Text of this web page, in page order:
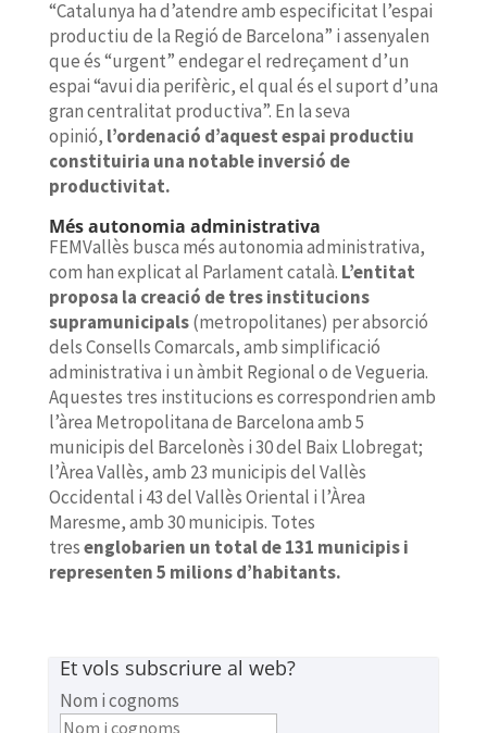
“Catalunya ha d’atendre amb especificitat l’espai
productiu de la Regió de Barcelona” i assenyalen
que és “urgent” endegar el redreçament d’un
espai “avui dia perifèric, el qual és el suport d’una
gran centralitat productiva”. En la seva
opinió, l’ordenació d’aquest espai productiu
constituiria una notable inversió de
productivitat.
Més autonomia administrativa
FEMVallès busca més autonomia administrativa,
com han explicat al Parlament català. L’entitat
proposa la creació de tres institucions
supramunicipals(metropolitanes) per absorció
dels Consells Comarcals, amb simplificació
administrativa i un àmbit Regional o de Vegueria.
Aquestes tres institucions es correspondrien amb
l’àrea Metropolitana de Barcelona amb 5
municipis del Barcelonès i 30 del Baix Llobregat;
l’Àrea Vallès, amb 23 municipis del Vallès
Occidental i 43 del Vallès Oriental i l’Àrea
Maresme, amb 30 municipis. Totes
tresenglobarien un total de 131 municipis i
representen 5 milions d’habitants.
Et vols subscriure al web?
Nom i cognoms